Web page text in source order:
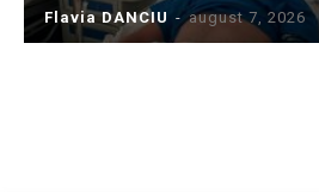
Flavia DANCIU - august 7, 2026